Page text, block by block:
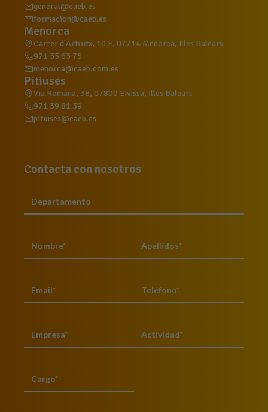
general@caeb.es
formacion@caeb.es
Menorca
Carrer d'Artrutx, 10 E, 07714 Menorca, Illes Balears
971 35 63 75
menorca@caeb.com.es
Pitiuses
Via Romana, 38, 07800 Eivissa, Illes Balears
971 39 81 39
pitiuses@caeb.es
Contacta con nosotros